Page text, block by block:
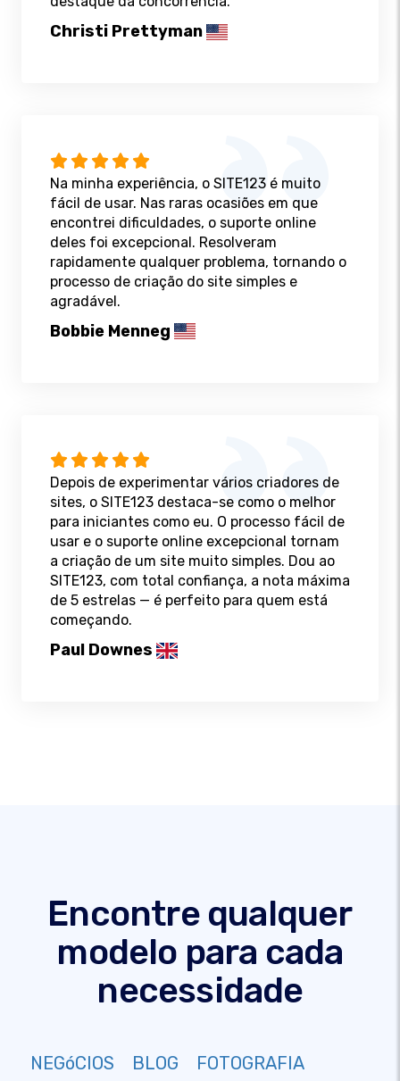
Christi Prettyman
Na minha experiência, o SITE123 é muito
fácil de usar. Nas raras ocasiões em que
encontrei dificuldades, o suporte online
deles foi excepcional. Resolveram
rapidamente qualquer problema, tornando o
processo de criação do site simples e
agradável.
Bobbie Menneg
Depois de experimentar vários criadores de
sites, o SITE123 destaca-se como o melhor
para iniciantes como eu. O processo fácil de
usar e o suporte online excepcional tornam
a criação de um site muito simples. Dou ao
SITE123, com total confiança, a nota máxima
de 5 estrelas — é perfeito para quem está
começando.
Paul Downes
Encontre qualquer
modelo para cada
necessidade
NEGóCIOS BLOG
FOTOGRAFIA